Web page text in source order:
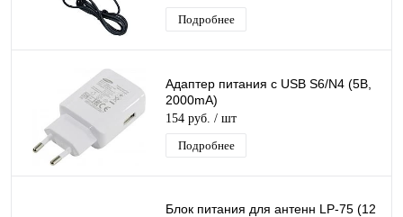
Подробнее
Адаптер питания с USB S6/N4 (5B,
2000mA)
154 руб. / шт
Подробнее
Блок питания для антенн LP-75 (12